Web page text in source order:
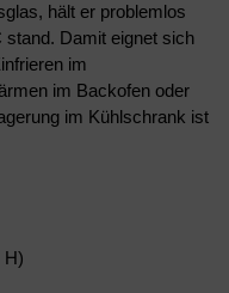
hält er problemlos
stand. Damit eignet sich
im
im Backofen oder
im Kühlschrank ist
H)